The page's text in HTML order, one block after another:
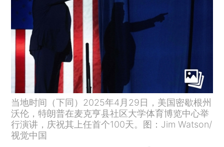
当地时间（下同）2025年4月29日，美国密歇根州
沃伦，特朗普在麦克亨县社区大学体育博览中心举
行演讲，庆祝其上任首个100天。图：Jim Watson/
视觉中国